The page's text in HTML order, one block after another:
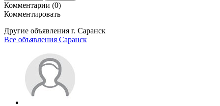
Комментарии (0)
Комментировать
Другие объявления г. Саранск
Все объявления Саранск